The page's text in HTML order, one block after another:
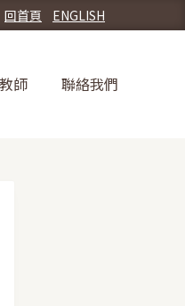
ENGLISH
回首頁
師 聯絡我們